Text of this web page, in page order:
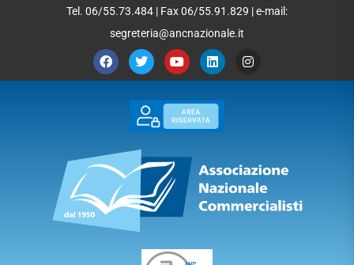
Tel. 06/55.73.484 | Fax 06/55.91.829 | e-mail:
segreteria@ancnazionale.it